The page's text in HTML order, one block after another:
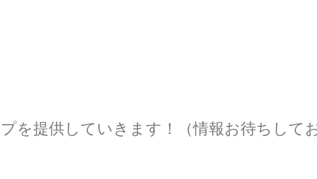
提供していきます！（情報お待ちして